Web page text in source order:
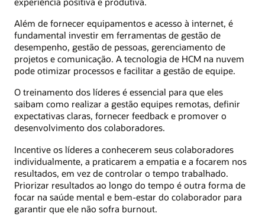
Além de fornecer equipamentos e acesso à internet, é
fundamental investir em ferramentas de gestão de
desempenho, gestão de pessoas, gerenciamento de
projetos e comunicação. A tecnologia de HCM na nuvem
pode otimizar processos e facilitar a gestão de equipe.
O treinamento dos líderes é essencial para que eles
saibam como realizar a gestão equipes remotas, definir
expectativas claras, fornecer feedback e promover o
desenvolvimento dos colaboradores.
Incentive os líderes a conhecerem seus colaboradores
individualmente, a praticarem a empatia e a focarem nos
resultados, em vez de controlar o tempo trabalhado.
Priorizar resultados ao longo do tempo é outra forma de
focar na saúde mental e bem-estar do colaborador para
garantir que ele não sofra burnout.